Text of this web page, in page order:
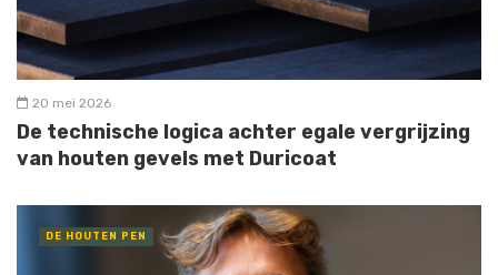
20 mei 2026
De technische logica achter egale vergrijzing
van houten gevels met Duricoat
DE HOUTEN PEN